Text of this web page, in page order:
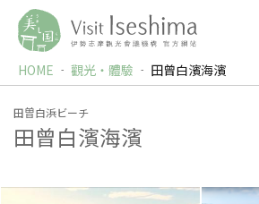
HOME 觀光‧體驗 田曾白濱海濱
田曽白浜ビーチ
田曾白濱海濱